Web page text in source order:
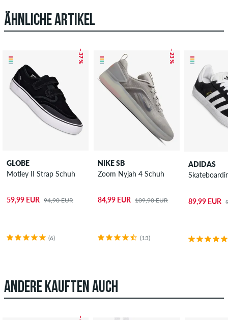
ÄHNLICHE ARTIKEL
– 37 %
GLOBE
Motley II Strap Schuh
59,99 EUR 94,90 EUR
(6)
– 23 %
NIKE SB
Zoom Nyjah 4 Schuh
84,99 EUR 109,90 EUR
(13)
ADIDAS
89,99 EUR
ANDERE KAUFTEN AUCH